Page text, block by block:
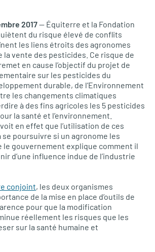
2017— Équiterre et la Fondation
du risque élevé de conflits
les liens étroits des agronomes
la vente des pesticides. Ce risque de
en cause l’objectif du projet de
sur les pesticides du
durable, de l’Environnement
les changements climatiques
à des fins agricoles les 5 pesticides
la santé et l’environnement.
en effet que l’utilisation de ces
poursuivre si un agronome les
le gouvernement explique comment il
d’une influence indue de l’industrie
conjoint, les deux organismes
de la mise en place d’outils de
pour que la modification
réellement les risques que les
sur la santé humaine et